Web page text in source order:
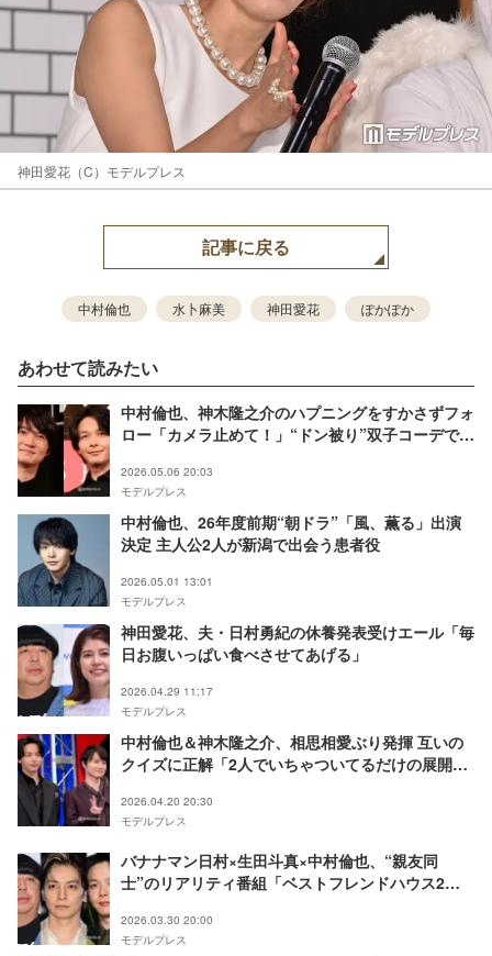
神田愛花（C）モデルプレス
記事に戻る
中村倫也 水卜麻美 神田愛花 ぽかぽか
あわせて読みたい
中村倫也、神木隆之介のハプニングをすかさずフォ
ロー「カメラ止めて！」“ドン被り”双子コーデで登
2026.05.06 20:03
モデルプレス
中村倫也、26年度前期“朝ドラ”「風、薫る」出演
決定 主人公2人が新潟で出会う患者役
2026.05.01 13:01
モデルプレス
神田愛花、夫・日村勇紀の休養発表受けエール「毎
日お腹いっぱい食べさせてあげる」
2026.04.29 11:17
モデルプレス
中村倫也＆神木隆之介、相思相愛ぶり発揮 互いの
クイズに正解「2人でいちゃついてるだけの展開」
2026.04.20 20:30
モデルプレス
バナナマン日村×生田斗真×中村倫也、“親友同
士”のリアリティ番組「ベストフレンドハウス2」
2026.03.30 20:00
モデルプレス